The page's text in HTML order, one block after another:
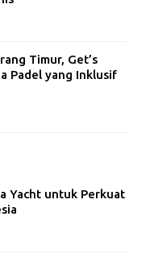
Timur, Get’s
Padel yang Inklusif
Yacht untuk Perkuat